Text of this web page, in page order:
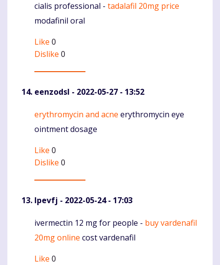
Komentaras
cialis professional - tadalafil 20mg price
modafinil oral
Like 0
Dislike 0
eenzodsl - 2022-05-27 - 13:52
Komentaras
erythromycin and acne erythromycin eye
ointment dosage
Like 0
Dislike 0
Ipevfj - 2022-05-24 - 17:03
Komentaras
ivermectin 12 mg for people - buy vardenafil
20mg online cost vardenafil
Like 0